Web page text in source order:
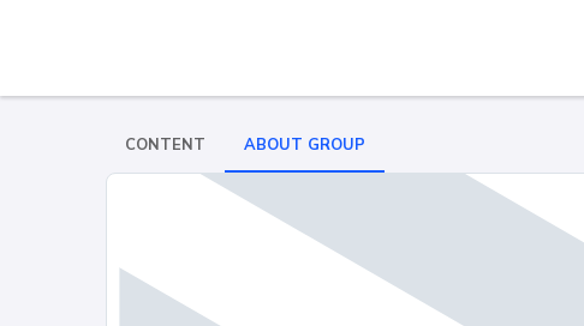
CONTENT ABOUT GROUP